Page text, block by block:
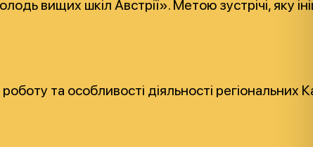
вищих шкіл Австрії». Метою зустрічі, яку
роботу та особливості діяльності